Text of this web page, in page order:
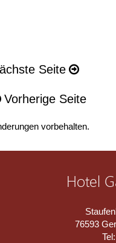
Seite
Vorherige Seite
vorbehalten.
Hotel
76593